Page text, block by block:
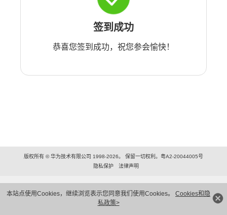
本站点使用Cookies，继续浏览表示您同意我们使用Cookies。 Cookies和隐
私政策>
签到成功
恭喜您签到成功，祝您参会愉快！
版权所有 © 华为技术有限公司 1998-2026。 保留一切权利。粤A2-20044005号
隐私保护
法律声明